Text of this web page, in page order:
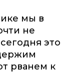
мы в
не
это
рванем к